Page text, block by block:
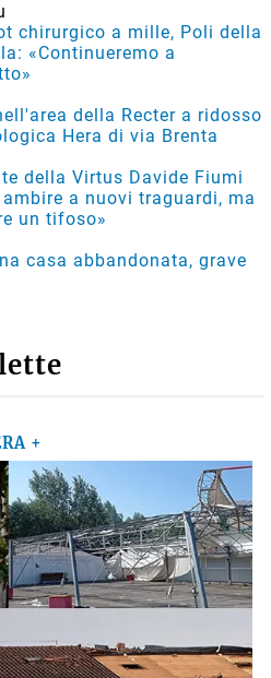
chirurgico a mille, Poli della
«Continueremo a
della Recter a ridosso
Hera di via Brenta
della Virtus Davide Fiumi
ambire a nuovi traguardi, ma
un tifoso»
casa abbandonata, grave
+